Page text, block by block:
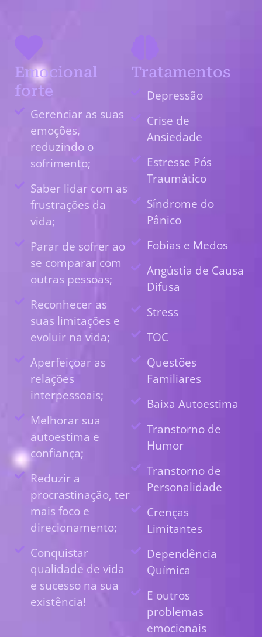
Emocional
forte
Gerenciar as suas
emoções,
reduzindo o
sofrimento;
Saber lidar com as
frustrações da
vida;
Parar de sofrer ao
se comparar com
outras pessoas;
Reconhecer as
suas limitações e
evoluir na vida;
Aperfeiçoar as
relações
interpessoais;
Melhorar sua
autoestima e
confiança;
Reduzir a
procrastinação, ter
mais foco e
direcionamento;
Conquistar
qualidade de vida
e sucesso na sua
existência!
Tratamentos
Depressão
Crise de
Ansiedade
Estresse Pós
Traumático
Síndrome do
Pânico
Fobias e Medos
Angústia de Causa
Difusa
Stress
TOC
Questões
Familiares
Baixa Autoestima
Transtorno de
Humor
Transtorno de
Personalidade
Crenças
Limitantes
Dependência
Química
E outros
problemas
emocionais